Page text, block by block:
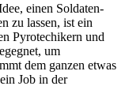
einen Soldaten-
zu lassen, ist ein
Pyrotechikern und
um
dem ganzen etwas
Job in der